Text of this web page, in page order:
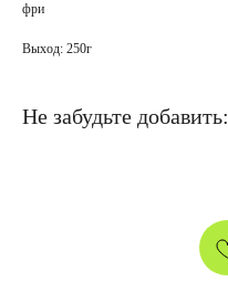
фри
Выход: 250г
Не забудьте добавить: